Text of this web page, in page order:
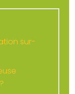
sur-